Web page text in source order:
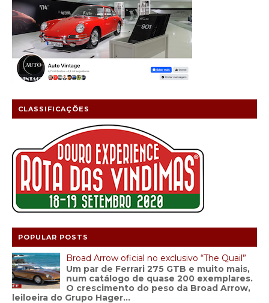
CLASSIFICAÇÕES
POPULAR POSTS
Broad Arrow oficial no exclusivo “The Quail”
Um par de Ferrari 275 GTB e muito mais,
num catálogo de quase 200 exemplares.
O crescimento do peso da Broad Arrow,
leiloeira do Grupo Hager...